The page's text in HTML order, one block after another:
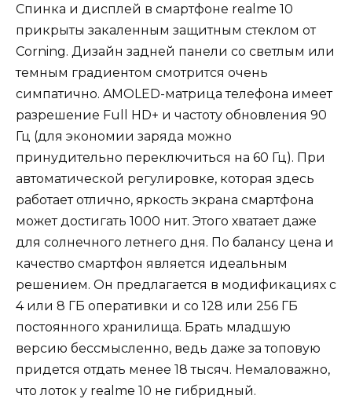
Спинка и дисплей в смартфоне realme 10
прикрыты закаленным защитным стеклом от
Corning. Дизайн задней панели со светлым или
темным градиентом смотрится очень
симпатично. AMOLED-матрица телефона имеет
разрешение Full HD+ и частоту обновления 90
Гц (для экономии заряда можно
принудительно переключиться на 60 Гц). При
автоматической регулировке, которая здесь
работает отлично, яркость экрана смартфона
может достигать 1000 нит. Этого хватает даже
для солнечного летнего дня. По балансу цена и
качество смартфон является идеальным
решением. Он предлагается в модификациях с
4 или 8 ГБ оперативки и со 128 или 256 ГБ
постоянного хранилища. Брать младшую
версию бессмысленно, ведь даже за топовую
придется отдать менее 18 тысяч. Немаловажно,
что лоток у realme 10 не гибридный.